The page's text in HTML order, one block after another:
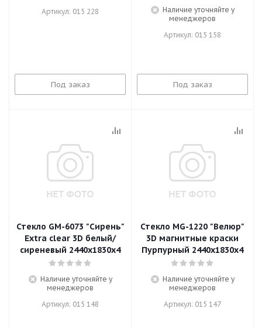
Артикул: 015 228
Под заказ
Наличие уточняйте у
менеджеров
Артикул: 015 158
Под заказ
Стекло GМ-6073 "Сирень"
Extra clear 3D белый/
сиреневый 2440х1830х4
Наличие уточняйте у
менеджеров
Артикул: 015 148
Стекло МG-1220 "Велюр"
3D магнитные краски
Пурпурный 2440х1830х4
Наличие уточняйте у
менеджеров
Артикул: 015 147